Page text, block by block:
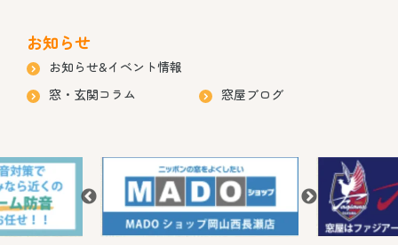
お知らせ
お知らせ&イベント情報
窓・玄関コラム
窓屋ブログ